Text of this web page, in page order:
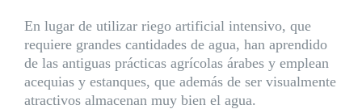
En lugar de utilizar riego artificial intensivo, que
requiere grandes cantidades de agua, han aprendido
de las antiguas prácticas agrícolas árabes y emplean
acequias y estanques, que además de ser visualmente
atractivos almacenan muy bien el agua.